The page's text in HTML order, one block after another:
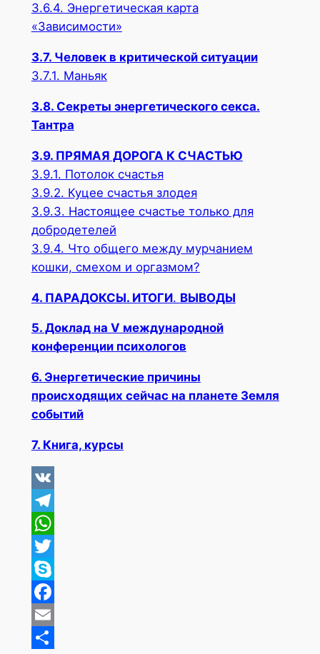
3.6.4. Энергетическая карта
«Зависимости»
3.7. Человек в критической ситуации
3.7.1. Маньяк
3.8. Секреты энергетического секса.
Тантра
3.9. ПРЯМАЯ ДОРОГА К СЧАСТЬЮ
3.9.1. Потолок счастья
3.9.2. Куцее счастья злодея
3.9.3. Настоящее счастье только для
добродетелей
3.9.4. Что общего между мурчанием
кошки, смехом и оргазмом?
4. ПАРАДОКСЫ. ИТОГИ. ВЫВОДЫ
5. Доклад на V международной
конференции психологов
6. Энергетические причины
происходящих сейчас на планете Земля
событий
7. Книга, курсы
VK
Telegram
WhatsApp
Twitter
Skype
Facebook
Email